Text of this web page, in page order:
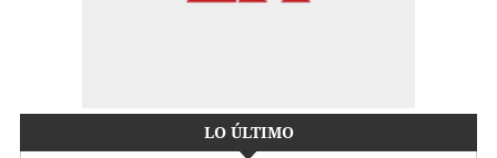
LO ÚLTIMO